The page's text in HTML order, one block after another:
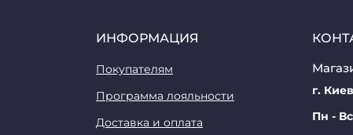
ИНФОРМАЦИЯ
Покупателям
Программа лояльности
Доставка и оплата
г.
Пн -